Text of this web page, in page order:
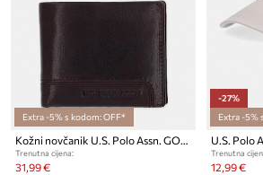
Extra -5% s kodom: OFF*
Kožni novčanik U.S. Polo Assn. GORDON
Trenutna cijena:
31,99 €
-27%
Extra -5%
Trenutna
12,99 €